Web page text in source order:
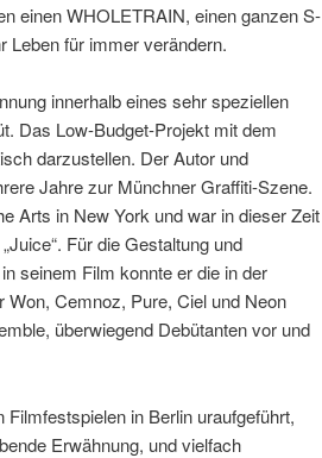
einen WHOLETRAIN, einen ganzen S-
Leben für immer verändern.
innerhalb eines sehr speziellen
Das Low-Budget-Projekt mit dem
darzustellen. Der Autor und
Jahre zur Münchner Graffiti-Szene.
Arts in New York und war in dieser Zeit
Für die Gestaltung und
seinem Film konnte er die in der
Won, Cemnoz, Pure, Ciel und Neon
überwiegend Debütanten vor und
in Berlin uraufgeführt,
Erwähnung, und vielfach